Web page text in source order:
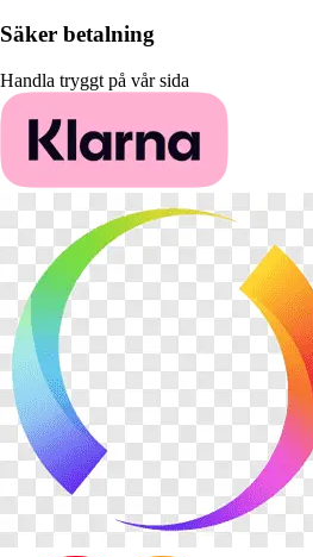
Säker betalning
Handla tryggt på vår sida